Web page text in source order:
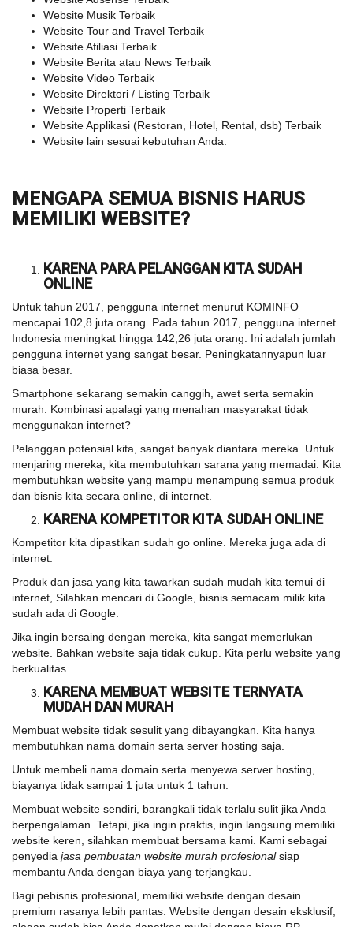
Website Musik Terbaik
Website Tour and Travel Terbaik
Website Afiliasi Terbaik
Website Berita atau News Terbaik
Website Video Terbaik
Website Direktori / Listing Terbaik
Website Properti Terbaik
Website Applikasi (Restoran, Hotel, Rental, dsb) Terbaik
Website lain sesuai kebutuhan Anda.
MENGAPA SEMUA BISNIS HARUS
MEMILIKI WEBSITE?
KARENA PARA PELANGGAN KITA SUDAH
ONLINE
Untuk tahun 2017, pengguna internet menurut KOMINFO
mencapai 102,8 juta orang. Pada tahun 2017, pengguna internet
Indonesia meningkat hingga 142,26 juta orang. Ini adalah jumlah
pengguna internet yang sangat besar. Peningkatannyapun luar
biasa besar.
Smartphone sekarang semakin canggih, awet serta semakin
murah. Kombinasi apalagi yang menahan masyarakat tidak
menggunakan internet?
Pelanggan potensial kita, sangat banyak diantara mereka. Untuk
menjaring mereka, kita membutuhkan sarana yang memadai. Kita
membutuhkan website yang mampu menampung semua produk
dan bisnis kita secara online, di internet.
KARENA KOMPETITOR KITA SUDAH ONLINE
Kompetitor kita dipastikan sudah go online. Mereka juga ada di
internet.
Produk dan jasa yang kita tawarkan sudah mudah kita temui di
internet, Silahkan mencari di Google, bisnis semacam milik kita
sudah ada di Google.
Jika ingin bersaing dengan mereka, kita sangat memerlukan
website. Bahkan website saja tidak cukup. Kita perlu website yang
berkualitas.
KARENA MEMBUAT WEBSITE TERNYATA
MUDAH DAN MURAH
Membuat website tidak sesulit yang dibayangkan. Kita hanya
membutuhkan nama domain serta server hosting saja.
Untuk membeli nama domain serta menyewa server hosting,
biayanya tidak sampai 1 juta untuk 1 tahun.
Membuat website sendiri, barangkali tidak terlalu sulit jika Anda
berpengalaman. Tetapi, jika ingin praktis, ingin langsung memiliki
website keren, silahkan membuat bersama kami. Kami sebagai
penyedia jasa pembuatan website murah profesionalsiap
membantu Anda dengan biaya yang terjangkau.
Bagi pebisnis profesional, memiliki website dengan desain
premium rasanya lebih pantas. Website dengan desain eksklusif,